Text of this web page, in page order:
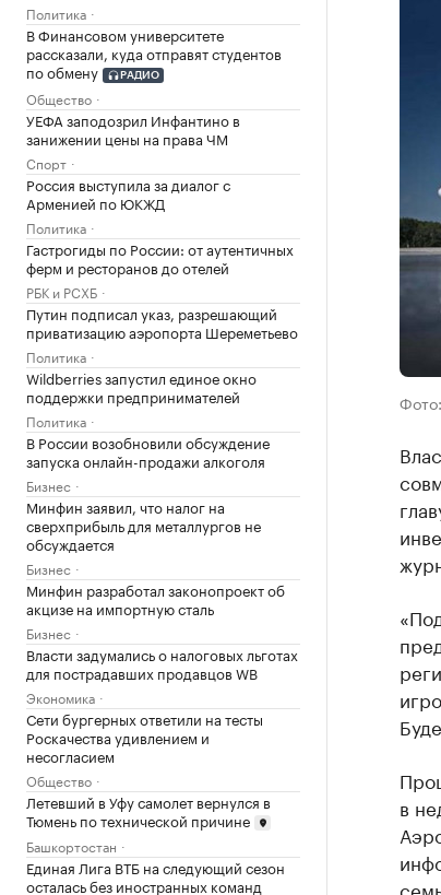
Политика
В Финансовом университете
рассказали, куда отправят студентов
по обмену
РАДИО
Общество
УЕФА заподозрил Инфантино в
занижении цены на права ЧМ
Спорт
Россия выступила за диалог с
Арменией по ЮКЖД
Политика
Гастрогиды по России: от аутентичных
ферм и ресторанов до отелей
РБК и РСХБ
Путин подписал указ, разрешающий
приватизацию аэропорта Шереметьево
Политика
Wildberries запустил единое окно
поддержки предпринимателей
Политика
В России возобновили обсуждение
запуска онлайн-продажи алкоголя
Бизнес
Минфин заявил, что налог на
сверхприбыль для металлургов не
обсуждается
Бизнес
Минфин разработал законопроект об
акцизе на импортную сталь
Бизнес
Власти задумались о налоговых льготах
для пострадавших продавцов WB
Экономика
Сети бургерных ответили на тесты
Роскачества удивлением и
несогласием
Общество
Летевший в Уфу самолет вернулся в
Тюмень по технической причине
Башкортостан
Единая Лига ВТБ на следующий сезон
осталась без иностранных команд
в